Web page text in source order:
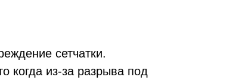
сетчатки.
когда из-за разрыва под